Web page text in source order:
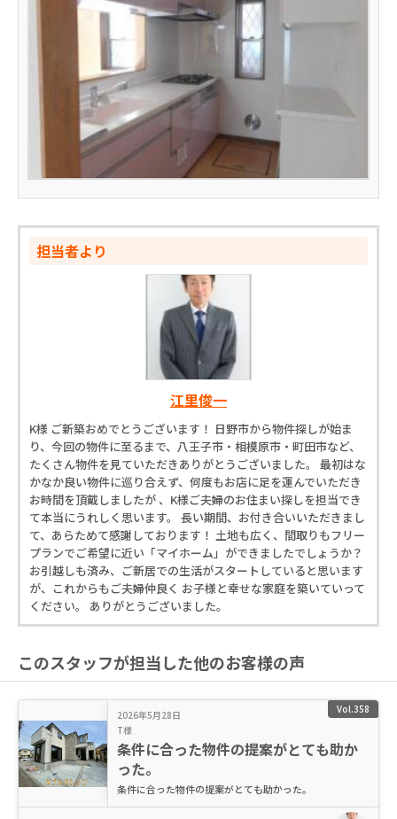
担当者より
江里俊一
K様 ご新築おめでとうございます！ 日野市から物件探しが始ま
り、今回の物件に至るまで、八王子市・相模原市・町田市など、
たくさん物件を見ていただきありがとうございました。 最初はな
かなか良い物件に巡り合えず、何度もお店に足を運んでいただき
お時間を頂戴しましたが 、K様ご夫婦のお住まい探しを担当でき
て本当にうれしく思います。 長い期間、お付き合いいただきまし
て、あらためて感謝しております！ 土地も広く、間取りもフリー
プランでご希望に近い「マイホーム」ができましたでしょうか？
お引越しも済み、ご新居での生活がスタートしていると思います
が、これからもご夫婦仲良く お子様と幸せな家庭を築いていって
ください。 ありがとうございました。
このスタッフが担当した他のお客様の声
Vol.358
2026年5月28日
T様
条件に合った物件の提案がとても助か
った。
条件に合った物件の提案がとても助かった。